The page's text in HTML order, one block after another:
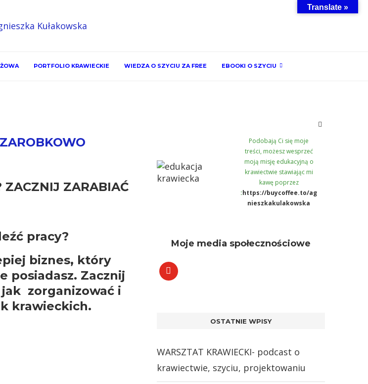
PORTFOLIO KRAWIECKIE WIEDZA O SZYCIU ZA FREE EBOOKI O SZYCIU
ZACZNIJ ZARABIAĆ
pracy?
biznes, który
posiadasz. Zacznij
jak zorganizować i
krawieckich.
Podobają Ci się moje
treści, możesz wesprzeć
moją misję edukacyjną o
krawiectwie stawiając mi
kawę poprzez
:https://buycoffee.to/ag
nieszkakulakowska
Moje media społecznościowe
OSTATNIE WPISY
WARSZTAT KRAWIECKI- podcast o
krawiectwie, szyciu, projektowaniu
Translate »